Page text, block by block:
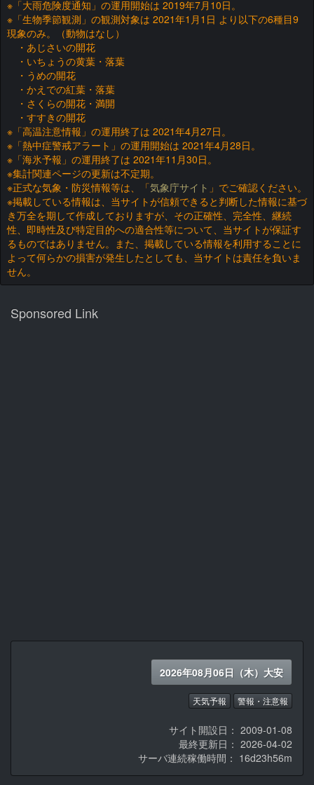
※「大雨危険度通知」の運用開始は 2019年7月10日。
※「生物季節観測」の観測対象は 2021年1月1日 より以下の6種目9
現象のみ。（動物はなし）
・あじさいの開花
・いちょうの黄葉・落葉
・うめの開花
・かえでの紅葉・落葉
・さくらの開花・満開
・すすきの開花
※「高温注意情報」の運用終了は 2021年4月27日。
※「熱中症警戒アラート」の運用開始は 2021年4月28日。
※「海氷予報」の運用終了は 2021年11月30日。
※集計関連ページの更新は不定期。
※正式な気象・防災情報等は、「気象庁サイト 」でご確認ください。
※掲載している情報は、当サイトが信頼できると判断した情報に基づ
き万全を期して作成しておりますが、その正確性、完全性、継続
性、即時性及び特定目的への適合性等について、当サイトが保証す
るものではありません。また、掲載している情報を利用することに
よって何らかの損害が発生したとしても、当サイトは責任を負いま
せん。
Sponsored Link
2026年08月06日（木）大安
天気予報 警報・注意報
サイト開設日： 2009-01-08
最終更新日： 2026-04-02
サーバ連続稼働時間： 16d23h56m